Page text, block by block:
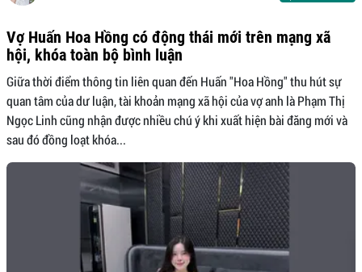
Vợ Huấn Hoa Hồng có động thái mới trên mạng xã
hội, khóa toàn bộ bình luận
Giữa thời điểm thông tin liên quan đến Huấn "Hoa Hồng" thu hút sự
quan tâm của dư luận, tài khoản mạng xã hội của vợ anh là Phạm Thị
Ngọc Linh cũng nhận được nhiều chú ý khi xuất hiện bài đăng mới và
sau đó đồng loạt khóa...